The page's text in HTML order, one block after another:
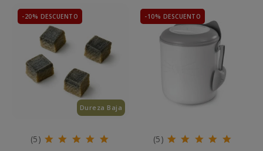
Dureza Baja
-20% DESCUENTO
(5)
-10% DESCUENTO
(5)